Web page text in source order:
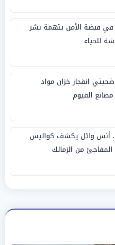
قبضة الأمن بتهمة نشر
للحياء
انفجار خزان مواد
الفيوم
أنس وائل يكشف كواليس
من الزمالك